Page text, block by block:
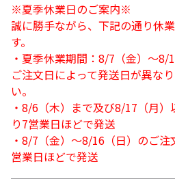
※夏季休業日のご案内※
誠に勝手ながら、下記の通り休
す。
・夏季休業期間：8/7（金）～8/
ご注文日によって発送日が異な
い。
・8/6（木）まで及び8/17（月
り7営業日ほどで発送
・8/7（金）～8/16（日）のご
営業日ほどで発送